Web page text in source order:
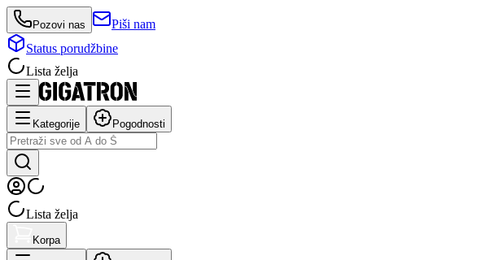
Pozovi nas
Piši nam
Status porudžbine
Lista želja
Kategorije Pogodnosti
Lista želja
Korpa